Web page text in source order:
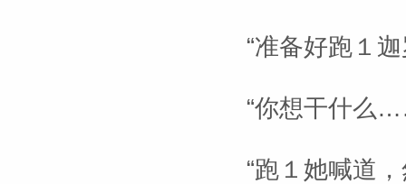
“准备好跑１
“你想干什么
“跑１她喊道